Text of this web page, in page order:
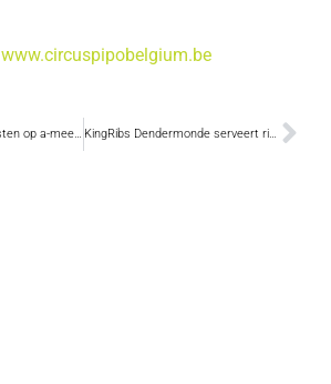
www.circuspipobelgium.be
Dendermondse artiesten op a-meezingavond KingRibs Dendermonde serveert ribbetjes en burgers